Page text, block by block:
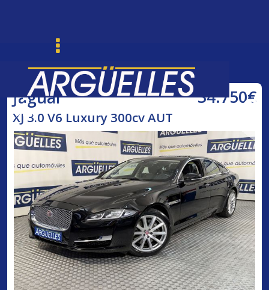
Ordenar Buscar
Jaguar 34.750€
XJ 3.0 V6 Luxury 300cv AUT